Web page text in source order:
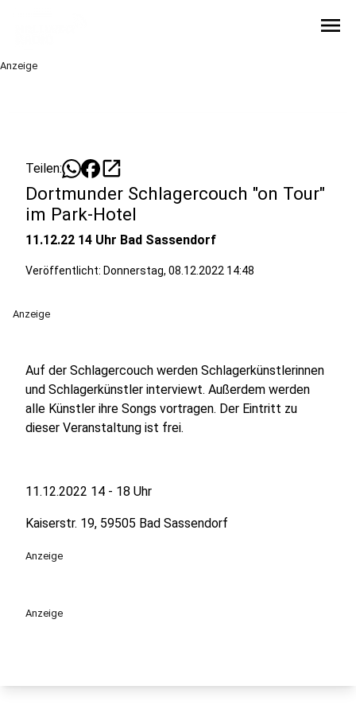
menu
Anzeige
Teilen: open_in_new
Dortmunder Schlagercouch "on Tour"
im Park-Hotel
11.12.22 14 Uhr Bad Sassendorf
Veröffentlicht: Donnerstag, 08.12.2022 14:48
Anzeige
Auf der Schlagercouch werden Schlagerkünstlerinnen
und Schlagerkünstler interviewt. Außerdem werden
alle Künstler ihre Songs vortragen. Der Eintritt zu
dieser Veranstaltung ist frei.
11.12.2022 14 - 18 Uhr
Kaiserstr. 19, 59505 Bad Sassendorf
Anzeige
Anzeige